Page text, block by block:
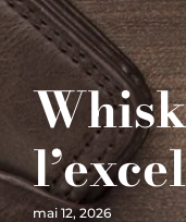
mai 12, 2026